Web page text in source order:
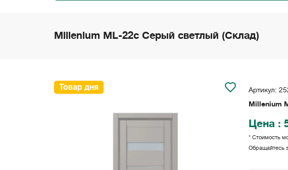
Millenium ML-22с Серый светлый (Склад)
Товар дня Артикул:
Millenium
Цена :
* Стоимость
Обращайтесь